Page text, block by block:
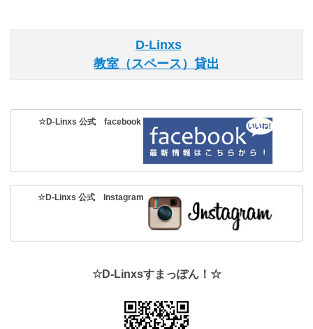
D-Linxs
教室（スペース）貸出
☆D-Linxs 公式 facebook
☆D-Linxs 公式 Instagram
☆D-Linxsすまっぽん！☆